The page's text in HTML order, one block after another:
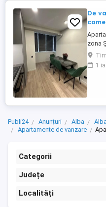
De
zona
acces
1
Publi24 Anunțuri Alba
Apartamente de vanzare
Categorii
Județe
Localități